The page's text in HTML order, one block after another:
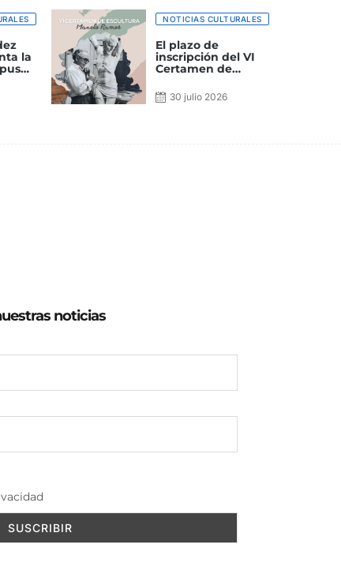
la
La
NOTICIAS CULTURALES
El plazo de
inscripción del VI
Certamen de
Ramos González
permanecerá
30 julio 2026
noticias